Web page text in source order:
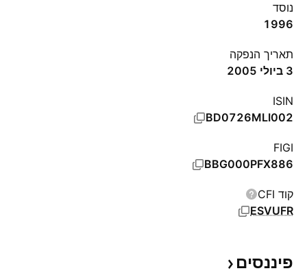
נוסד
1996
תאריך הנפקה
3 ביולי 2005
ISIN
BD0726MLI002
FIGI
BBG000PFX886
קוד CFI
ESVUFR
פיננסים